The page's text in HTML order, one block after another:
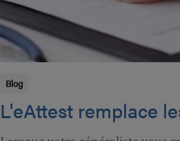
Blog
L'eAttest remplace